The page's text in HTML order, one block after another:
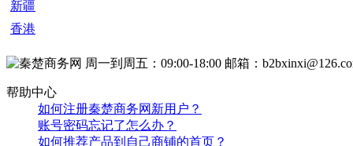
新疆
香港
周一到周五：09:00-18:00 邮箱：
帮助中心
如何注册秦楚商务网新用户？
账号密码忘记了怎么办？
如何推荐产品到自己商铺的首页？